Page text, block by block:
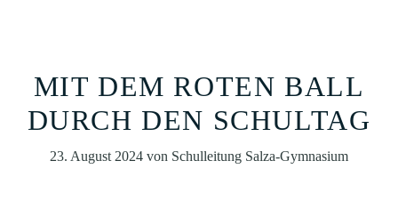
MIT DEM ROTEN BALL
DURCH DEN SCHULTAG
23. August 2024 von Schulleitung Salza-Gymnasium